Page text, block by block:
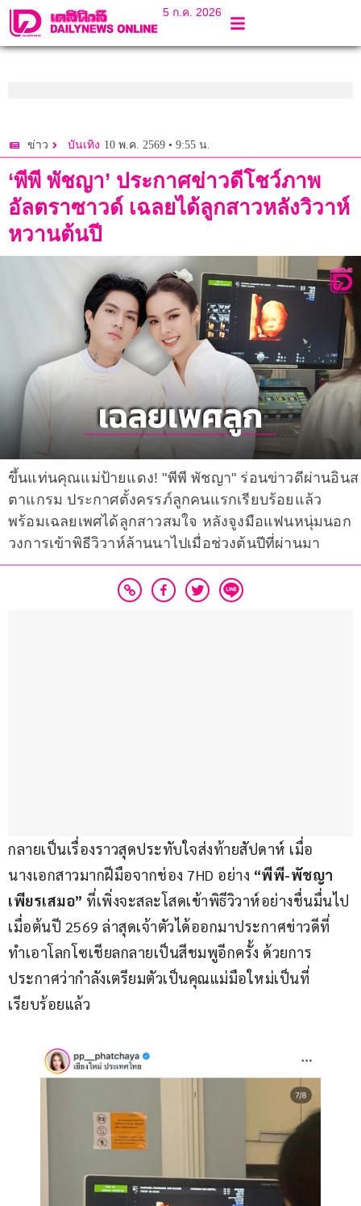
5 ก.ค. 2026
ข่าว บันเทิง 10 พ.ค. 2569 • 9:55 น.
‘พีพี พัชญา’ ประกาศข่าวดีโชว์ภาพ
อัลตราซาวด์ เฉลยได้ลูกสาวหลังวิวาห์
หวานต้นปี
ขึ้นแท่นคุณแม่ป้ายแดง! "พีพี พัชญา" ร่อนข่าวดีผ่านอินส
ตาแกรม ประกาศตั้งครรภ์ลูกคนแรกเรียบร้อยแล้ว
พร้อมเฉลยเพศได้ลูกสาวสมใจ หลังจูงมือแฟนหนุ่มนอก
วงการเข้าพิธีวิวาห์ล้านนาไปเมื่อช่วงต้นปีที่ผ่านมา
กลายเป็นเรื่องราวสุดประทับใจส่งท้ายสัปดาห์ เมื่อ
นางเอกสาวมากฝีมือจากช่อง 7HD อย่าง “พีพี-พัชญา
เพียรเสมอ” ที่เพิ่งจะสละโสดเข้าพิธีวิวาห์อย่างชื่นมื่นไป
เมื่อต้นปี 2569 ล่าสุดเจ้าตัวได้ออกมาประกาศข่าวดีที่
ทำเอาโลกโซเชียลกลายเป็นสีชมพูอีกครั้ง ด้วยการ
ประกาศว่ากำลังเตรียมตัวเป็นคุณแม่มือใหม่เป็นที่
เรียบร้อยแล้ว